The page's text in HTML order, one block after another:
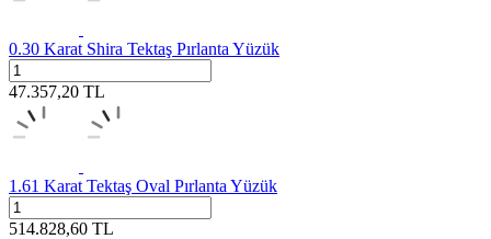
0.30 Karat Shira Tektaş Pırlanta Yüzük
47.357,20 TL
1.61 Karat Tektaş Oval Pırlanta Yüzük
514.828,60 TL